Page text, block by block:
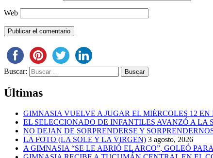
Web
Buscar:
Últimas
GIMNASIA VUELVE A JUGAR EL MIÉRCOLES 12
EL SELECCIONADO DE INFANTILES AVANZÓ A LA
NO DEJAN DE SORPRENDERSE Y
LA FOTO (LA SOLE Y LA VIRGEN) 3 agosto, 2026
A GIMNASIA “SE LE ABRIÓ EL ARCO”, GOLEÓ